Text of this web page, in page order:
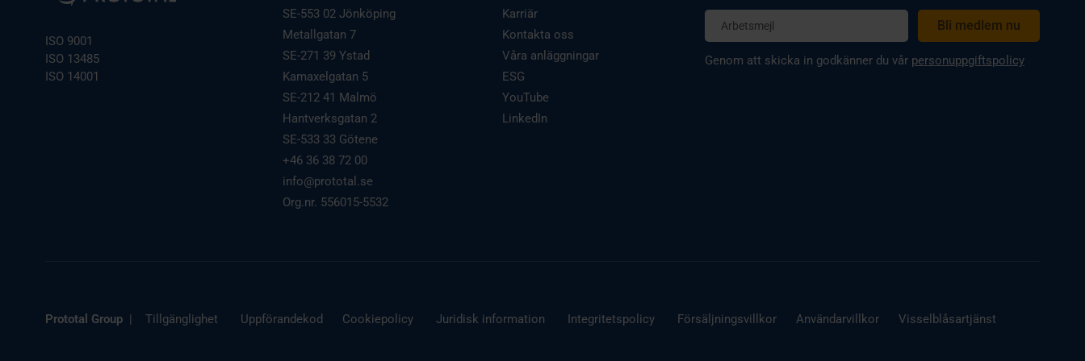
ISO 9001
ISO 13485
ISO 14001
SE-553 02 Jönköping
Metallgatan 7
SE-271 39 Ystad
Kamaxelgatan 5
SE-212 41 Malmö
Hantverksgatan 2
SE-533 33 Götene
+46 36 38 72 00
info@prototal.se
Org.nr. 556015-5532
Karriär
Kontakta oss
Våra anläggningar
ESG
YouTube
LinkedIn
Genom att skicka in godkänner du vår personuppgiftspolicy
Prototal Group | Tillgänglighet Uppförandekod Cookiepolicy Juridisk information Integritetspolicy Försäljningsvillkor Användarvillkor Visselblåsartjänst